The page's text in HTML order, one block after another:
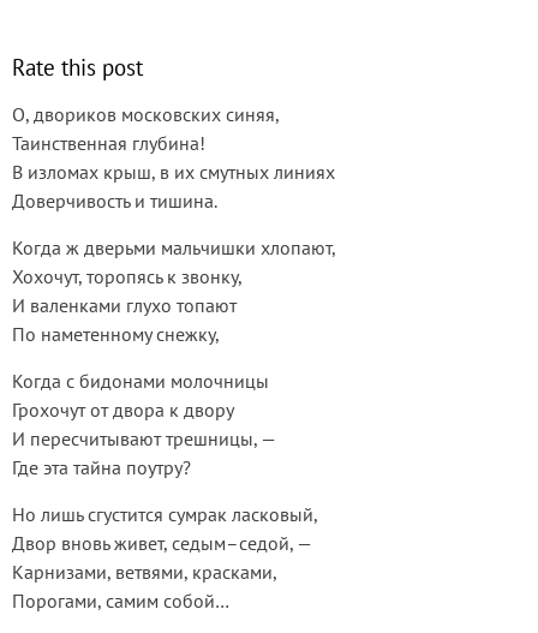
Rate this post
О, двориков московских синяя,
Таинственная глубина!
В изломах крыш, в их смутных линиях
Доверчивость и тишина.
Когда ж дверьми мальчишки хлопают,
Хохочут, торопясь к звонку,
И валенками глухо топают
По наметенному снежку,
Когда с бидонами молочницы
Грохочут от двора к двору
И пересчитывают трешницы, —
Где эта тайна поутру?
Но лишь сгустится сумрак ласковый,
Двор вновь живет, седым–седой, —
Карнизами, ветвями, красками,
Порогами, самим собой…